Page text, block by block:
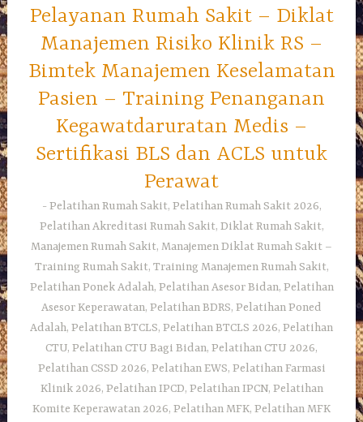
Pelayanan Rumah Sakit – Diklat
Manajemen Risiko Klinik RS –
Bimtek Manajemen Keselamatan
Pasien – Training Penanganan
Kegawatdaruratan Medis –
Sertifikasi BLS dan ACLS untuk
Perawat
Pelatihan Rumah Sakit, Pelatihan Rumah Sakit 2026,
Pelatihan Akreditasi Rumah Sakit, Diklat Rumah Sakit,
Manajemen Rumah Sakit, Manajemen Diklat Rumah Sakit –
Training Rumah Sakit, Training Manajemen Rumah Sakit,
Pelatihan Ponek Adalah, Pelatihan Asesor Bidan, Pelatihan
Asesor Keperawatan, Pelatihan BDRS, Pelatihan Poned
Adalah, Pelatihan BTCLS, Pelatihan BTCLS 2026, Pelatihan
CTU, Pelatihan CTU Bagi Bidan, Pelatihan CTU 2026,
Pelatihan CSSD 2026, Pelatihan EWS, Pelatihan Farmasi
Klinik 2026, Pelatihan IPCD, Pelatihan IPCN, Pelatihan
Komite Keperawatan 2026, Pelatihan MFK, Pelatihan MFK